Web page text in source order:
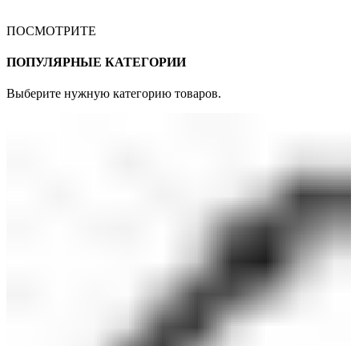
ПОСМОТРИТЕ
ПОПУЛЯРНЫЕ КАТЕГОРИИ
Выберите нужную категорию товаров.